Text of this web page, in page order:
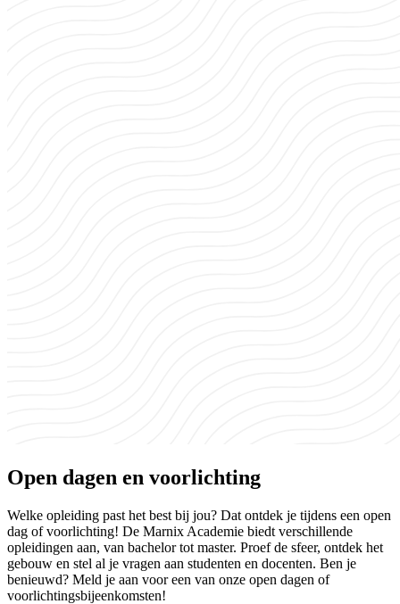
Open dagen en voorlichting
Welke opleiding past het best bij jou? Dat ontdek je tijdens een open
dag of voorlichting! De Marnix Academie biedt verschillende
opleidingen aan, van bachelor tot master. Proef de sfeer, ontdek het
gebouw en stel al je vragen aan studenten en docenten. Ben je
benieuwd? Meld je aan voor een van onze open dagen of
voorlichtingsbijeenkomsten!